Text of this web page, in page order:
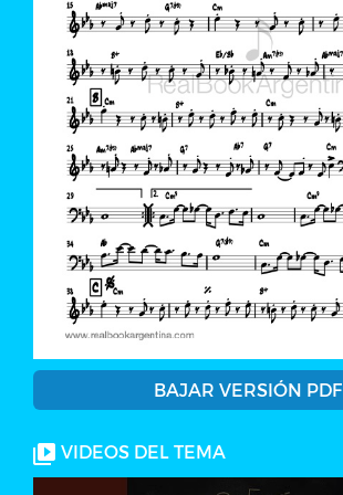
BAJAR VERSIÓN PDF
VIDEOS DEL TEMA